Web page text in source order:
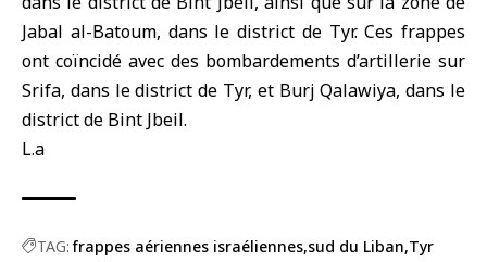
Jabal al-Batoum, dans le district de Tyr. Ces frappes
ont coïncidé avec des bombardements d’artillerie sur
Srifa, dans le district de Tyr, et Burj Qalawiya, dans le
district de Bint Jbeil.
L.a
TAG: frappes aériennes israéliennes sud du Liban Tyr